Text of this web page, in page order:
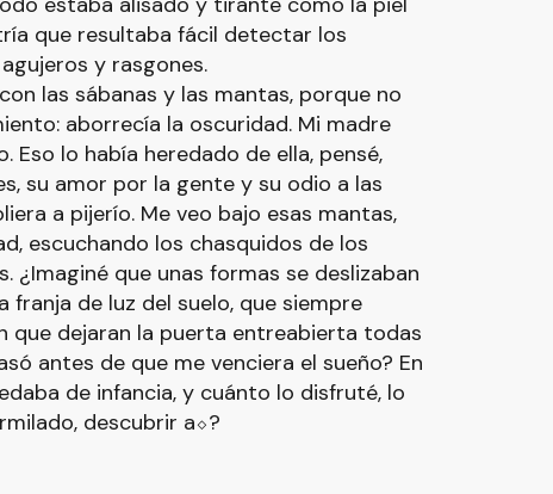
que resultaba fácil detectar los
y rasgones.
las sábanas y las mantas, porque no
aborrecía la oscuridad. Mi madre
Eso lo había heredado de ella, pensé,
su amor por la gente y su odio a las
a pijerío. Me veo bajo esas mantas,
escuchando los chasquidos de los
¿Imaginé que unas formas se deslizaban
de luz del suelo, que siempre
que dejaran la puerta entreabierta todas
antes de que me venciera el sueño? En
de infancia, y cuánto lo disfruté, lo
descubrir a⬦?